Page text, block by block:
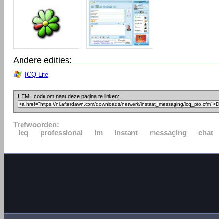
Andere edities:
ICQ Lite
HTML code om naar deze pagina te linken:
Trefwoorden:
icq
professional im instant messaging chat